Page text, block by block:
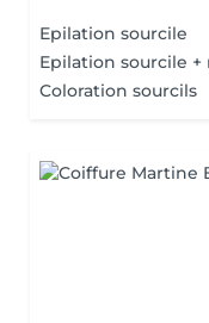
Epilation sourcile
Epilation sourcile +
Coloration sourcils